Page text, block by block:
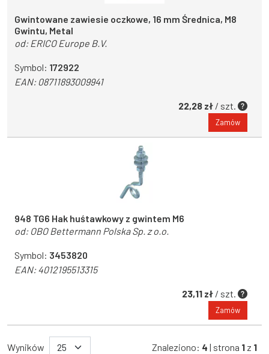
Gwintowane zawiesie oczkowe, 16 mm Średnica, M8
Gwintu, Metal
od: ERICO Europe B.V.
Symbol: 172922
EAN:08711893009941
22,28 zł / szt.
Zamów
948 TG6 Hak huśtawkowy z gwintem M6
od: OBO Bettermann Polska Sp. z o.o.
Symbol: 3453820
EAN:4012195513315
23,11 zł / szt.
Zamów
Wyników Znaleziono: 4 | strona 1 z 1